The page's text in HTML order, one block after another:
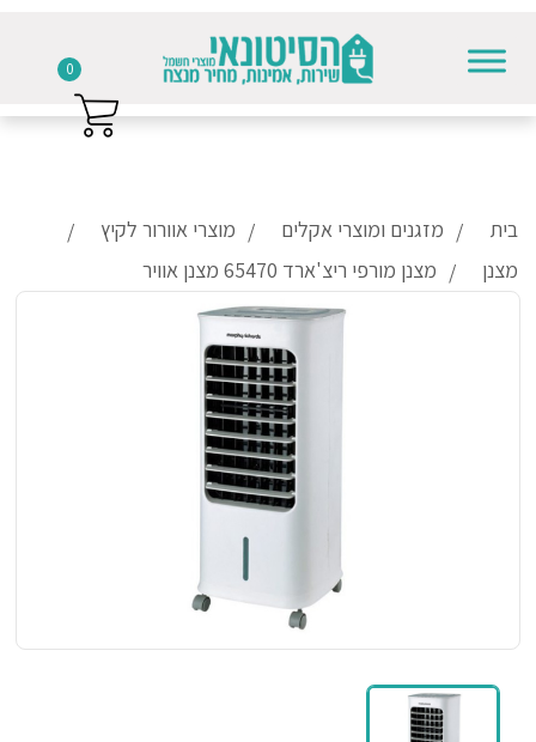
בית מזגנים ומוצרי אקלים
מוצרי אוורור לקיץ
מצנן
מצנן מורפי ריצ'ארד 65470 מצנן אוויר
0